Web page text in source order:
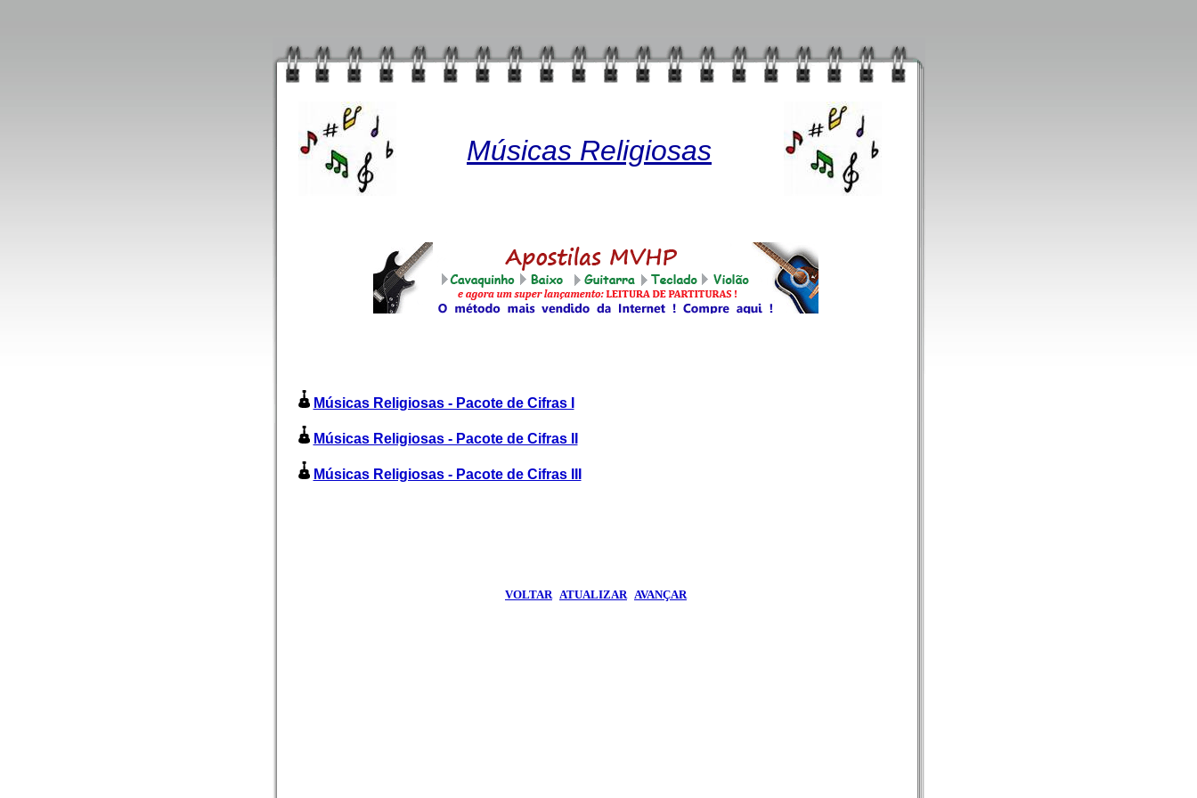
Músicas Religiosas
Músicas Religiosas - Pacote de Cifras I
Músicas Religiosas - Pacote de Cifras II
Músicas Religiosas - Pacote de Cifras III
VOLTAR| ATUALIZAR| AVANÇAR